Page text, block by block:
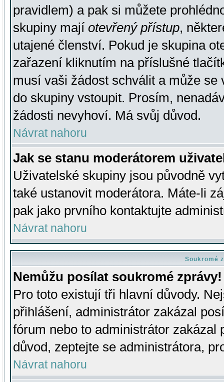
pravidlem) a pak si můžete
skupiny mají otevřený přístup,
utajené členství. Pokud je skupina
zařazení kliknutím na příslušné
musí vaši žádost schválit a může se
do skupiny vstoupit. Prosím,
žádosti nevyhoví. Má svůj důvod.
Návrat nahoru
Jak se stanu moderátorem
Uživatelské skupiny jsou původně
také ustanovit moderátora. Máte-li
pak jako prvního kontaktujte
Návrat nahoru
Soukromé
Nemůžu posílat soukromé zprávy!
Pro toto existují tři hlavní důvody.
přihlášení, administrátor zakázal
fórum nebo to administrátor zakázal
důvod, zeptejte se administrátora,
Návrat nahoru